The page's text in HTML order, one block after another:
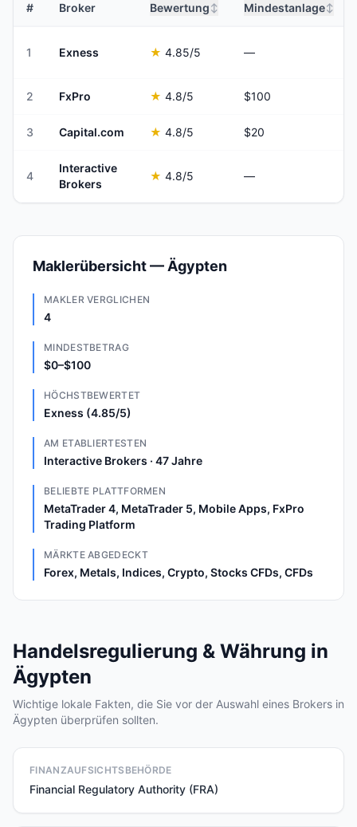
# Broker Bewertung ↕ Mindestanlage↕
1 Exness ★ 4.85/5 —
2 FxPro ★ 4.8/5 $100
3 Capital.com ★ 4.8/5 $20
4
Interactive
Brokers
★ 4.8/5 —
Maklerübersicht — Ägypten
MAKLER VERGLICHEN
4
MINDESTBETRAG
$0–$100
HÖCHSTBEWERTET
Exness (4.85/5)
AM ETABLIERTESTEN
Interactive Brokers · 47 Jahre
BELIEBTE PLATTFORMEN
MetaTrader 4, MetaTrader 5, Mobile Apps, FxPro
Trading Platform
MÄRKTE ABGEDECKT
Forex, Metals, Indices, Crypto, Stocks CFDs, CFDs
Handelsregulierung & Währung in
Ägypten
Wichtige lokale Fakten, die Sie vor der Auswahl eines Brokers in
Ägypten überprüfen sollten.
FINANZAUFSICHTSBEHÖRDE
Financial Regulatory Authority (FRA)